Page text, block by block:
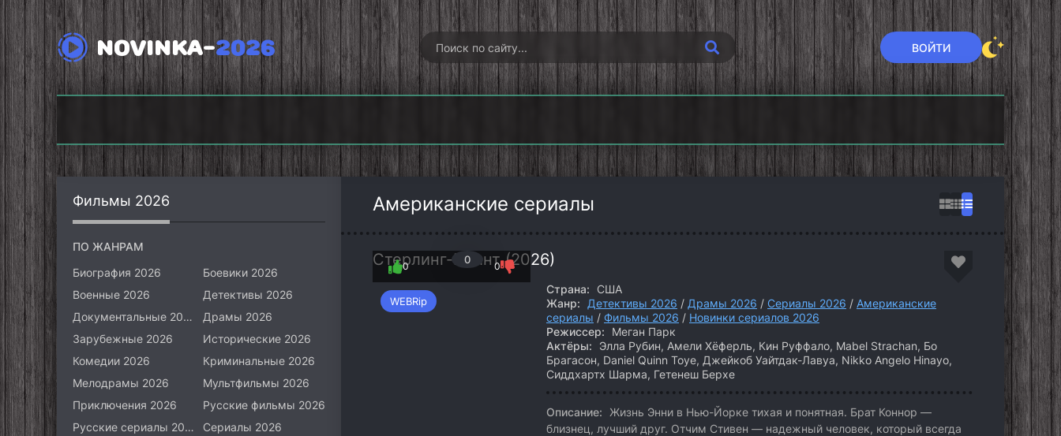
NOVINKA-2026 ВОЙТИ
Викинги: Вальхалла
Гангстерленд
Хищные земли
Опустошение
Семья Кардашьян
Секретный
уровень (2026)
Американские сериалы
Стерлинг-Поинт (2026)
WEBRip
0
0 0
Страна:
США
Жанр:
Детективы 2026 / Драмы 2026 / Сериалы 2026 / Американские
сериалы / Фильмы 2026 / Новинки сериалов 2026
Режиссер:
Меган Парк
Актёры:
Элла Рубин, Амели Хёферль, Кин Руффало, Mabel Strachan, Бо
Брагасон, Daniel Quinn Toye, Джейкоб Уайтдак-Лавуа, Nikko Angelo Hinayo,
Сиддхартх Шарма, Гетенеш Берхе
Описание:
Жизнь Энни в Нью-Йорке тихая и понятная. Брат Коннор —
близнец, лучший друг. Отчим Стивен — надежный человек, который всегда
Фильмы 2026
ПО ЖАНРАМ
Биография 2026
Боевики 2026
Военные 2026
Детективы 2026
Документальные 2026
Драмы 2026
Зарубежные 2026
Исторические 2026
Комедии 2026
Криминальные 2026
Мелодрамы 2026
Мультфильмы 2026
Приключения 2026
Русские фильмы 2026
Русские сериалы 2026
Сериалы 2026